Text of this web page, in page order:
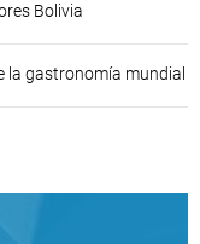
Bolivia
la gastronomía mundial